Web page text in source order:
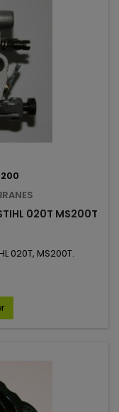
020T MS200T
020T, MS200T.